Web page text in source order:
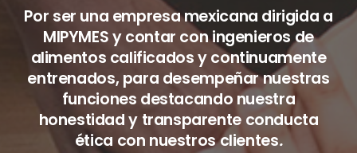
Por ser una empresa mexicana dirigida a
MIPYMES y contar con ingenieros de
alimentos calificados y continuamente
entrenados, para desempeñar nuestras
funciones destacando nuestra
honestidad y transparente conducta
ética con nuestros clientes.